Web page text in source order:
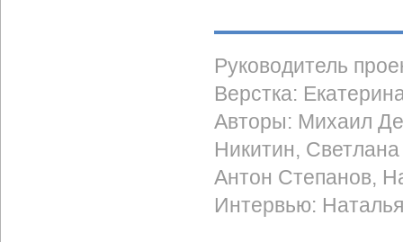
Руководитель
Верстка:
Авторы: Михаил
Никитин,
Антон Степанов,
Интервью: